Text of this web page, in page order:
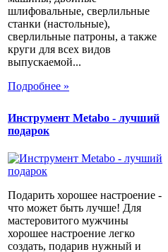
шлифовальные, сверлильные
станки (настольные),
сверлильные патроны, а также
круги для всех видов
выпускаемой...
Подробнее »
Инструмент Metabo - лучший
подарок
Подарить хорошее настроение -
что может быть лучше! Для
мастеровитого мужчины
хорошее настроение легко
создать, подарив нужный и